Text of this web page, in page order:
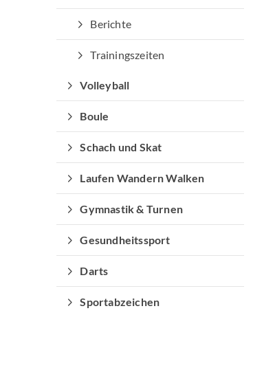
Berichte
Trainingszeiten
Volleyball
Boule
Schach und Skat
Laufen Wandern Walken
Gymnastik & Turnen
Gesundheitssport
Darts
Sportabzeichen